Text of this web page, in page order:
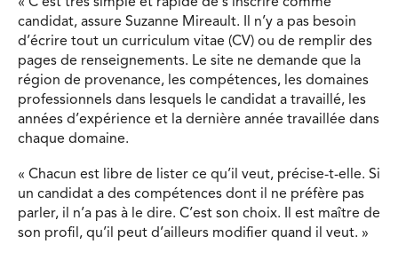
candidat, assure Suzanne Mireault. Il n’y a pas besoin
d’écrire tout un curriculum vitae (CV) ou de remplir des
pages de renseignements. Le site ne demande que la
région de provenance, les compétences, les domaines
professionnels dans lesquels le candidat a travaillé, les
années d’expérience et la dernière année travaillée dans
chaque domaine.
« Chacun est libre de lister ce qu’il veut, précise-t-elle. Si
un candidat a des compétences dont il ne préfère pas
parler, il n’a pas à le dire. C’est son choix. Il est maître de
son profil, qu’il peut d’ailleurs modifier quand il veut. »